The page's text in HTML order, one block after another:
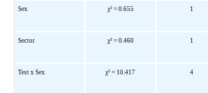
Sex χ² = 0.655 1
Sector χ² = 0.460 1
Test x Sex χ² = 10.417 4